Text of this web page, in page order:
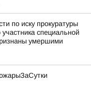
по иску прокуратуры
специальной
умершими